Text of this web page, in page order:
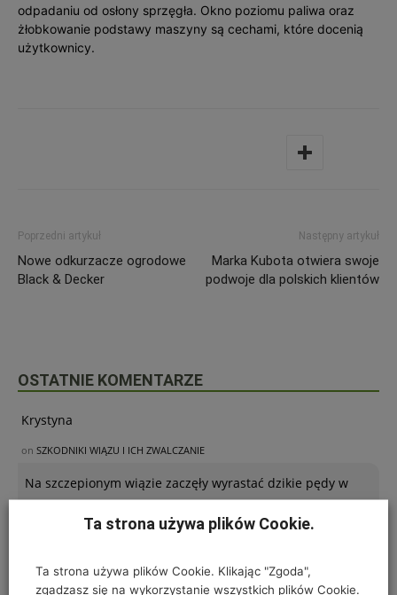
odpadaniu od osłony sprzęgła. Okno poziomu paliwa oraz
żłobkowanie podstawy maszyny są cechami, które docenią
użytkownicy.
Poprzedni artykuł
Nowe odkurzacze ogrodowe
Black & Decker
Następny artykuł
Marka Kubota otwiera swoje
podwoje dla polskich klientów
OSTATNIE KOMENTARZE
Krystyna
on SZKODNIKI WIĄZU I ICH ZWALCZANIE
Na szczepionym wiązie zaczęły wyrastać dzikie pędy w
Kinga
Ta strona używa plików Cookie.
Ta strona używa plików Cookie. Klikając "Zgoda",
zgadzasz się na wykorzystanie wszystkich plików Cookie.